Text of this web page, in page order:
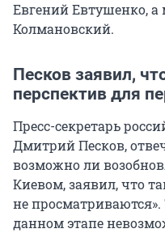
Евгений Евтушенко,
Колмановский.
Песков заявил,
перспектив для
Пресс-секретарь
Дмитрий Песков,
возможно ли
Киевом, заявил, что
не просматриваются».
данном этапе